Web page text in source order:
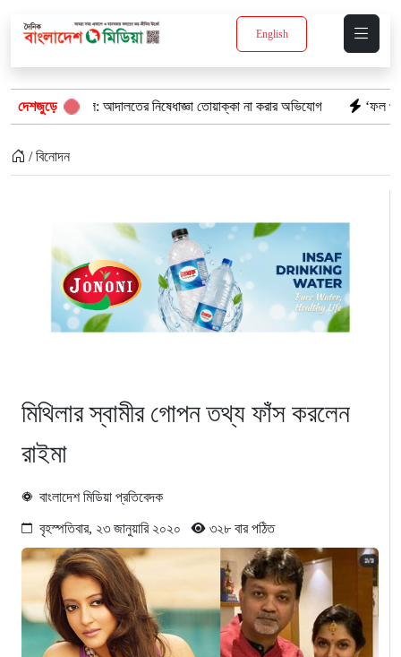
English
দেশজুড়ে
দখল: আদালতের নিষেধাজ্ঞা তোয়াক্কা না করার অভিযোগ ‘ফল প্রকাশের আগেই
/ বিনোদন
মিথিলার স্বামীর গোপন তথ্য ফাঁস করলেন
রাইমা
বাংলাদেশ মিডিয়া প্রতিবেদক
বৃহস্পতিবার, ২৩ জানুয়ারি ২০২০ ৩২৮ বার পঠিত